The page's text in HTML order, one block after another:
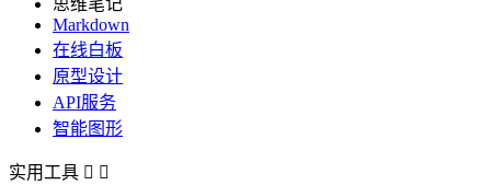
思维笔记
Markdown
在线白板
原型设计
API服务
智能图形
实用工具  